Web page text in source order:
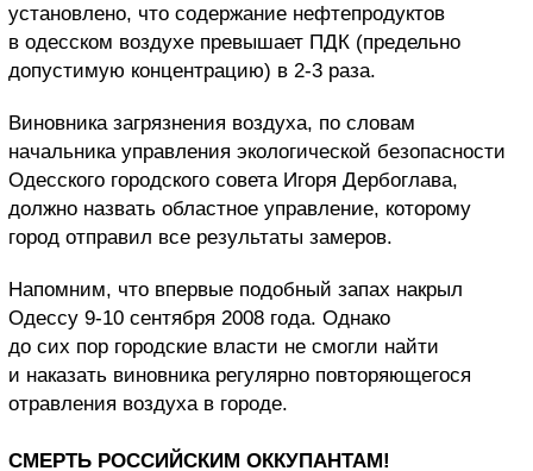
установлено, что содержание нефтепродуктов
в одесском воздухе превышает ПДК (предельно
допустимую концентрацию) в 2-3 раза.
Виновника загрязнения воздуха, по словам
начальника управления экологической безопасности
Одесского городского совета Игоря Дербоглава,
должно назвать областное управление, которому
город отправил все результаты замеров.
Напомним, что впервые подобный запах накрыл
Одессу 9-10 сентября 2008 года. Однако
до сих пор городские власти не смогли найти
и наказать виновника регулярно повторяющегося
отравления воздуха в городе.
СМЕРТЬ РОССИЙСКИМ ОККУПАНТАМ!